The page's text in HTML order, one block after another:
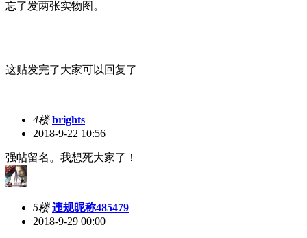
忘了发两张实物图。
这贴发完了大家可以回复了
4楼 brights
2018-9-22 10:56
强帖留名。我想死大家了！
5楼 违规昵称485479
2018-9-29 00:00